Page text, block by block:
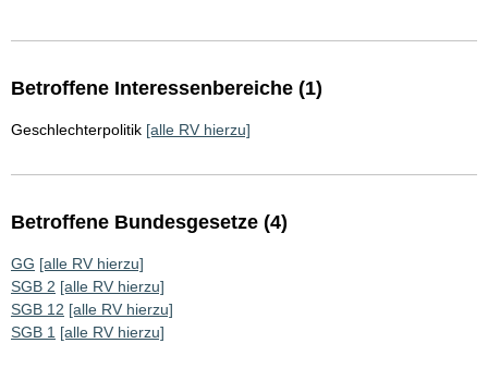
Betroffene Interessenbereiche (1)
Geschlechterpolitik [alle RV hierzu]
Betroffene Bundesgesetze (4)
GG [alle RV hierzu]
SGB 2 [alle RV hierzu]
SGB 12 [alle RV hierzu]
SGB 1 [alle RV hierzu]